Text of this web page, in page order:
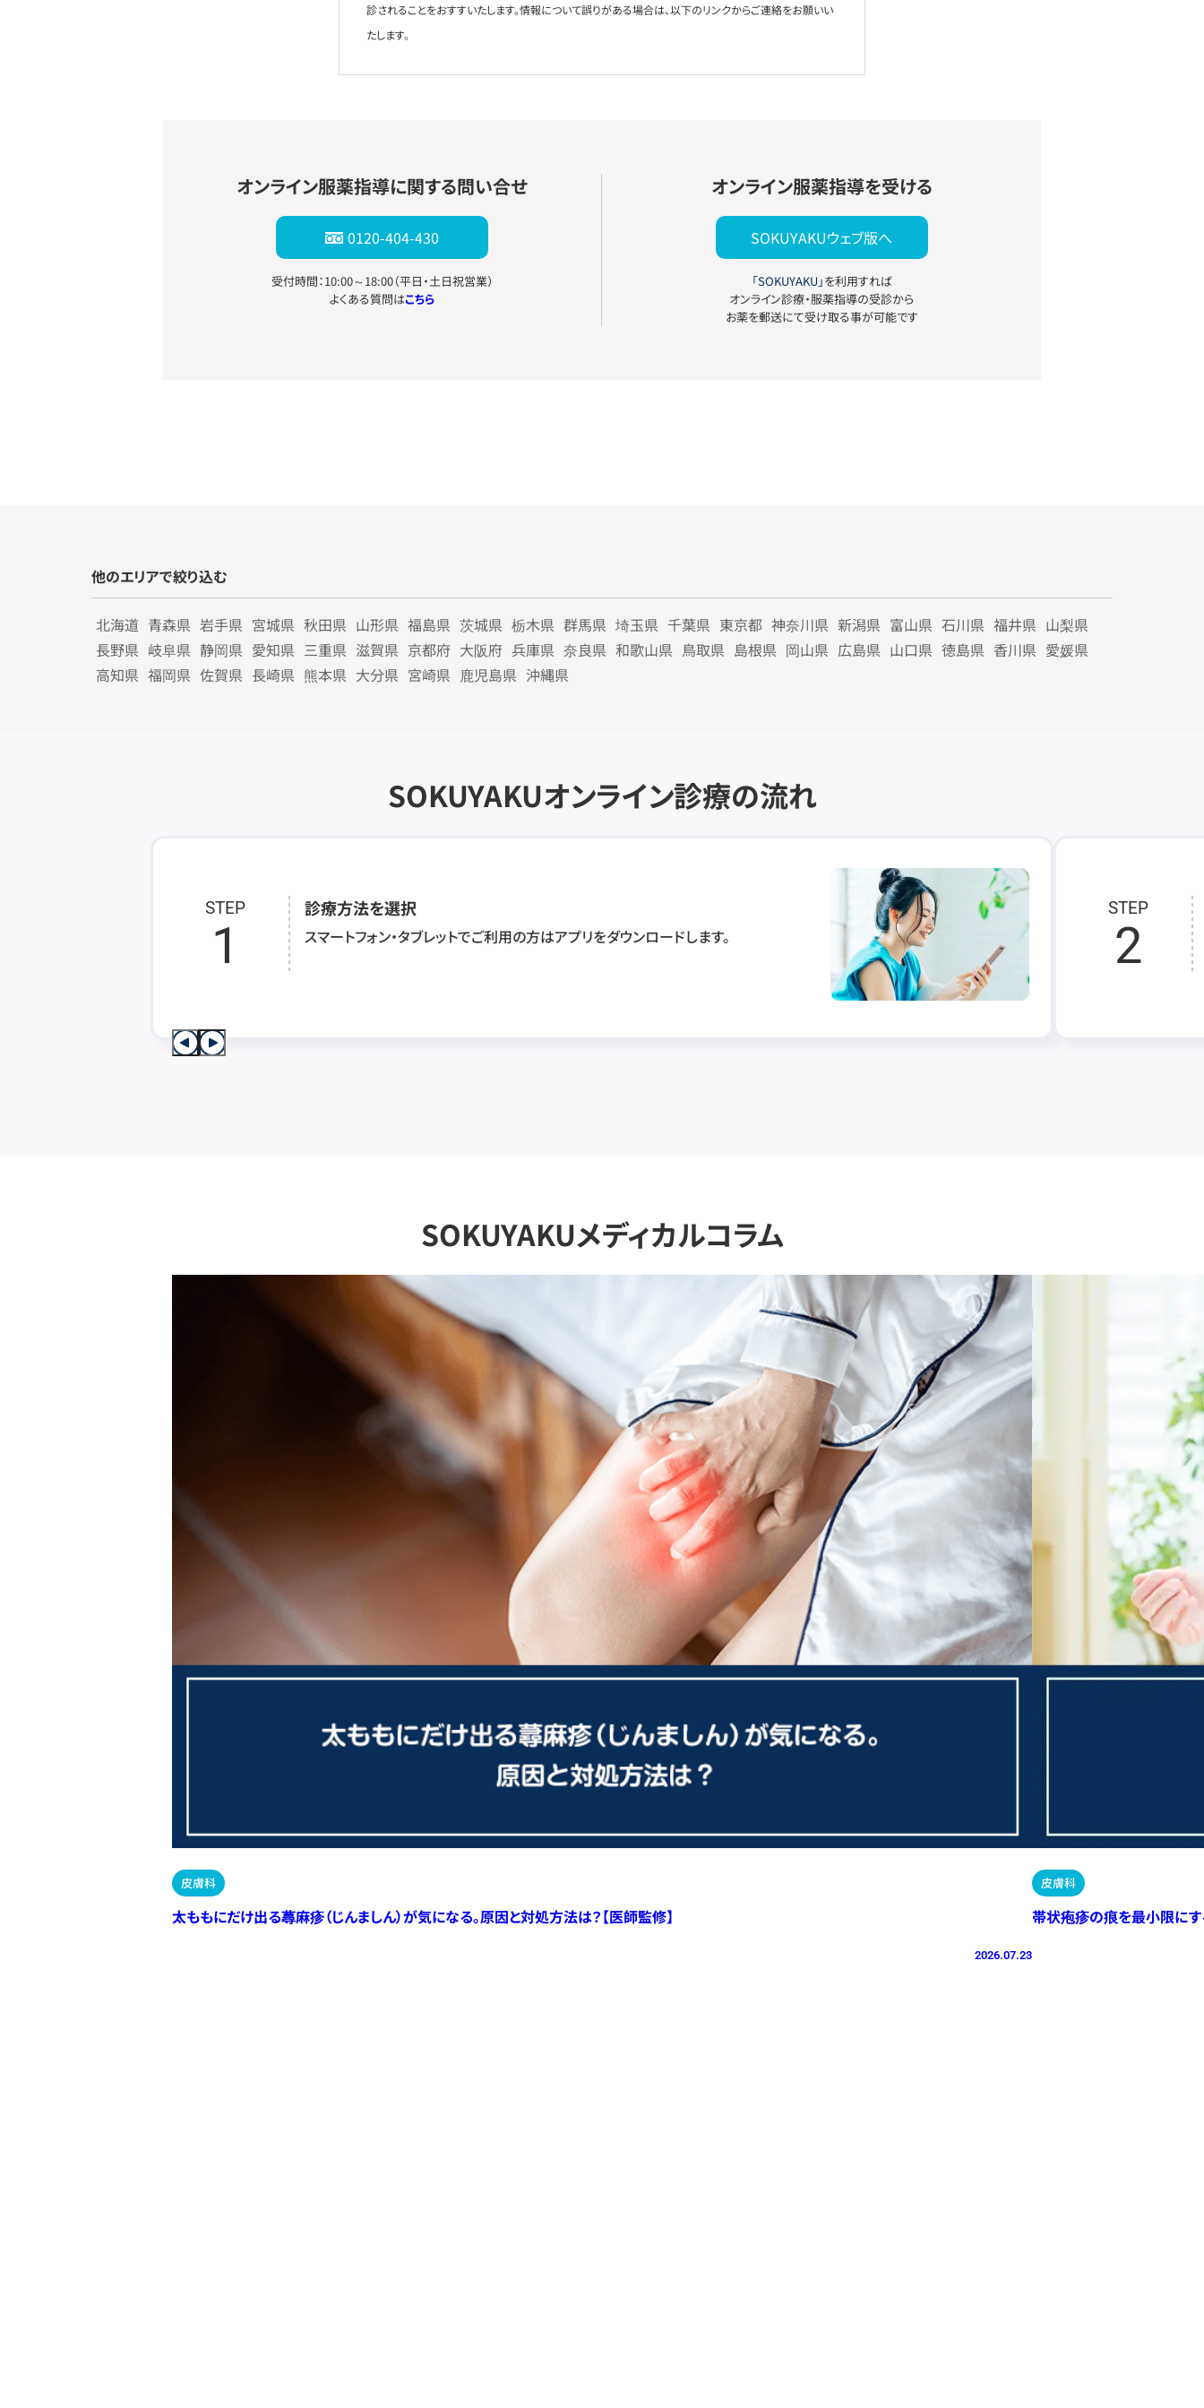
診されることをおすすいたします。情報について誤りがある場合は、以下のリンクからご連絡をお願いい
たします。
オンライン服薬指導に関する問い合せ
0120-404-430
受付時間：10:00～18:00（平日・土日祝営業）
よくある質問はこちら
オンライン服薬指導を受ける
SOKUYAKUウェブ版へ
「SOKUYAKU」を利用すれば
オンライン診療・服薬指導の受診から
お薬を郵送にて受け取る事が可能です
他のエリアで絞り込む
北海道 青森県 岩手県 宮城県 秋田県 山形県 福島県 茨城県 栃木県 群馬県 埼玉県 千葉県 東京都 神奈川県 新潟県 富山県 石川県 福井県 山梨県
長野県 岐阜県 静岡県 愛知県 三重県 滋賀県 京都府 大阪府 兵庫県 奈良県 和歌山県 鳥取県 島根県 岡山県 広島県 山口県 徳島県 香川県 愛媛県
高知県 福岡県 佐賀県 長崎県 熊本県 大分県 宮崎県 鹿児島県 沖縄県
SOKUYAKUオンライン診療の流れ
STEP
1
診療方法を選択
スマートフォン・タブレットでご利用の方はアプリをダウンロードします。
STEP
2
SOKUYAKUメディカルコラム
皮膚科
太ももにだけ出る蕁麻疹（じんましん）が気になる。原因と対処方法は？【医師監修】
2026.07.23
皮膚科
帯状疱疹の痕を最小限にす